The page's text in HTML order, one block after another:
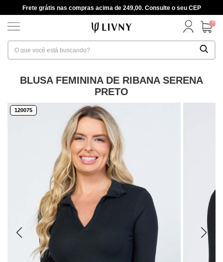
Frete grátis nas compras acima de 249,00. Consulte o seu CEP
0
BLUSA FEMININA DE RIBANA SERENA
PRETO
120075